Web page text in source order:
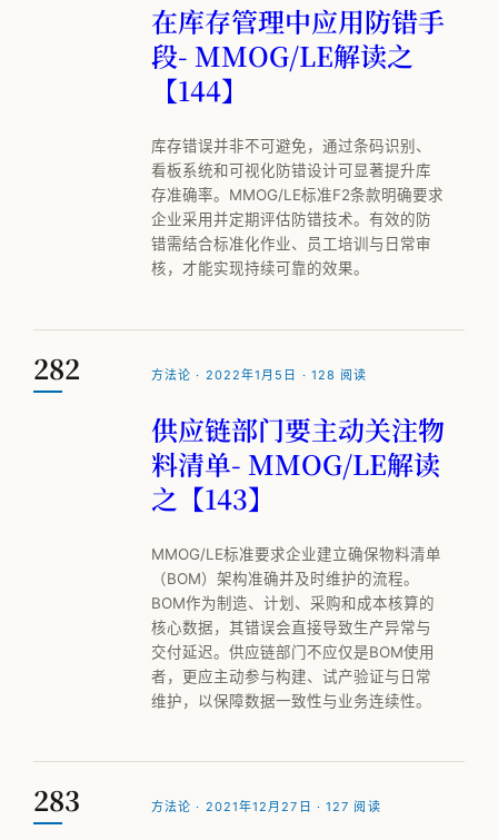
在库存管理中应用防错手
段- MMOG/LE解读之
【144】
库存错误并非不可避免，通过条码识别、
看板系统和可视化防错设计可显著提升库
存准确率。MMOG/LE标准F2条款明确要求
企业采用并定期评估防错技术。有效的防
错需结合标准化作业、员工培训与日常审
核，才能实现持续可靠的效果。
282 方法论 · 2022年1月5日 · 128 阅读
供应链部门要主动关注物
料清单- MMOG/LE解读
之【143】
MMOG/LE标准要求企业建立确保物料清单
（BOM）架构准确并及时维护的流程。
BOM作为制造、计划、采购和成本核算的
核心数据，其错误会直接导致生产异常与
交付延迟。供应链部门不应仅是BOM使用
者，更应主动参与构建、试产验证与日常
维护，以保障数据一致性与业务连续性。
283 方法论 · 2021年12月27日 · 127 阅读